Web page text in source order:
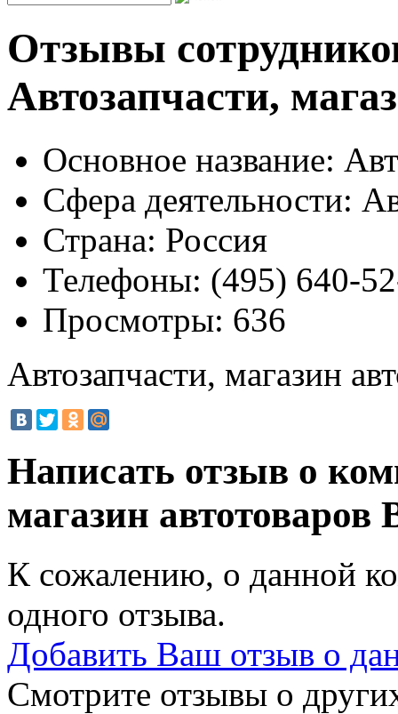
Отзывы
Автозапчасти,
Основное название:
Сфера деятельности:
Страна: Россия
Телефоны: (495) 640-
Просмотры: 636
Автозапчасти, магазин
Написать отзыв о
магазин автотоваров
К сожалению, о данной
одного отзыва.
Добавить Ваш отзыв о
Смотрите отзывы о